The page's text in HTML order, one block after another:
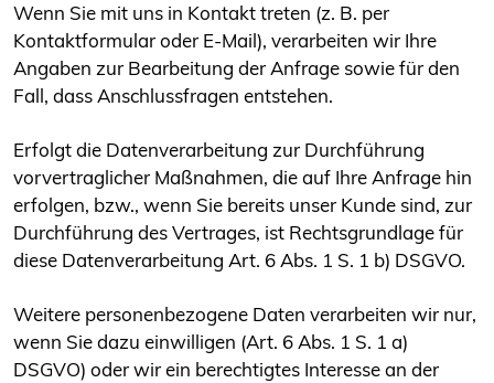
Wenn Sie mit uns in Kontakt treten (z. B. per
Kontaktformular oder E-Mail), verarbeiten wir Ihre
Angaben zur Bearbeitung der Anfrage sowie für den
Fall, dass Anschlussfragen entstehen.
Erfolgt die Datenverarbeitung zur Durchführung
vorvertraglicher Maßnahmen, die auf Ihre Anfrage hin
erfolgen, bzw., wenn Sie bereits unser Kunde sind, zur
Durchführung des Vertrages, ist Rechtsgrundlage für
diese Datenverarbeitung Art. 6 Abs. 1 S. 1 b) DSGVO.
Weitere personenbezogene Daten verarbeiten wir nur,
wenn Sie dazu einwilligen (Art. 6 Abs. 1 S. 1 a)
DSGVO) oder wir ein berechtigtes Interesse an der